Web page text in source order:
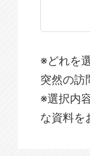
※どれを
突然の訪
※選択内
な資料を